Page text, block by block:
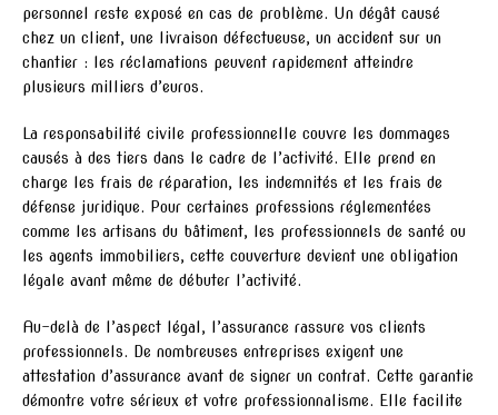
personnel reste exposé en cas de problème. Un dégât causé
chez un client, une livraison défectueuse, un accident sur un
chantier : les réclamations peuvent rapidement atteindre
plusieurs milliers d’euros.
La responsabilité civile professionnelle couvre les dommages
causés à des tiers dans le cadre de l’activité. Elle prend en
charge les frais de réparation, les indemnités et les frais de
défense juridique. Pour certaines professions réglementées
comme les artisans du bâtiment, les professionnels de santé ou
les agents immobiliers, cette couverture devient une obligation
légale avant même de débuter l’activité.
Au-delà de l’aspect légal, l’assurance rassure vos clients
professionnels. De nombreuses entreprises exigent une
attestation d’assurance avant de signer un contrat. Cette garantie
démontre votre sérieux et votre professionnalisme. Elle facilite